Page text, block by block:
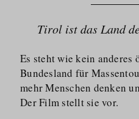
Tirol ist das Land
Es steht wie kein anderes
Bundesland für
mehr Menschen denken
Der Film stellt sie vor.